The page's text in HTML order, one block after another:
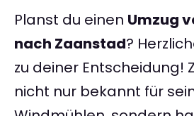
Planst du einen Umzug
nach Zaanstad?
zu deiner Entscheidung!
nicht nur bekannt für